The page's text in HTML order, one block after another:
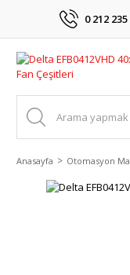
0 212
Anasayfa Otomasyon